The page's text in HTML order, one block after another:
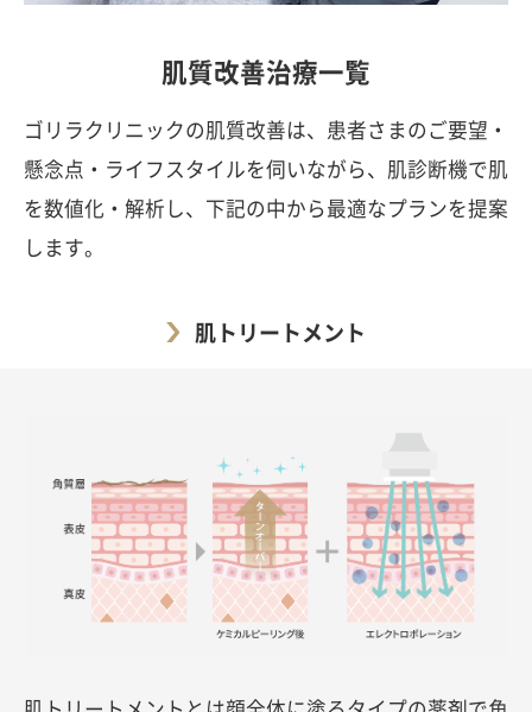
肌質改善治療一覧
ゴリラクリニックの肌質改善は、患者さまのご要望・
懸念点・ライフスタイルを伺いながら、肌診断機で肌
を数値化・解析し、下記の中から最適なプランを提案
します。
肌トリートメント